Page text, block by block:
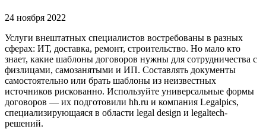
24 ноября 2022
Услуги внештатных специалистов востребованы в разных
сферах: ИТ, доставка, ремонт, строительство. Но мало кто
знает, какие шаблоны договоров нужны для сотрудничества с
физлицами, самозанятыми и ИП. Составлять документы
самостоятельно или брать шаблоны из неизвестных
источников рискованно. Используйте универсальные формы
договоров — их подготовили hh.ru и компания Legalpics,
специализирующаяся в области legal design и legaltech-
решений.